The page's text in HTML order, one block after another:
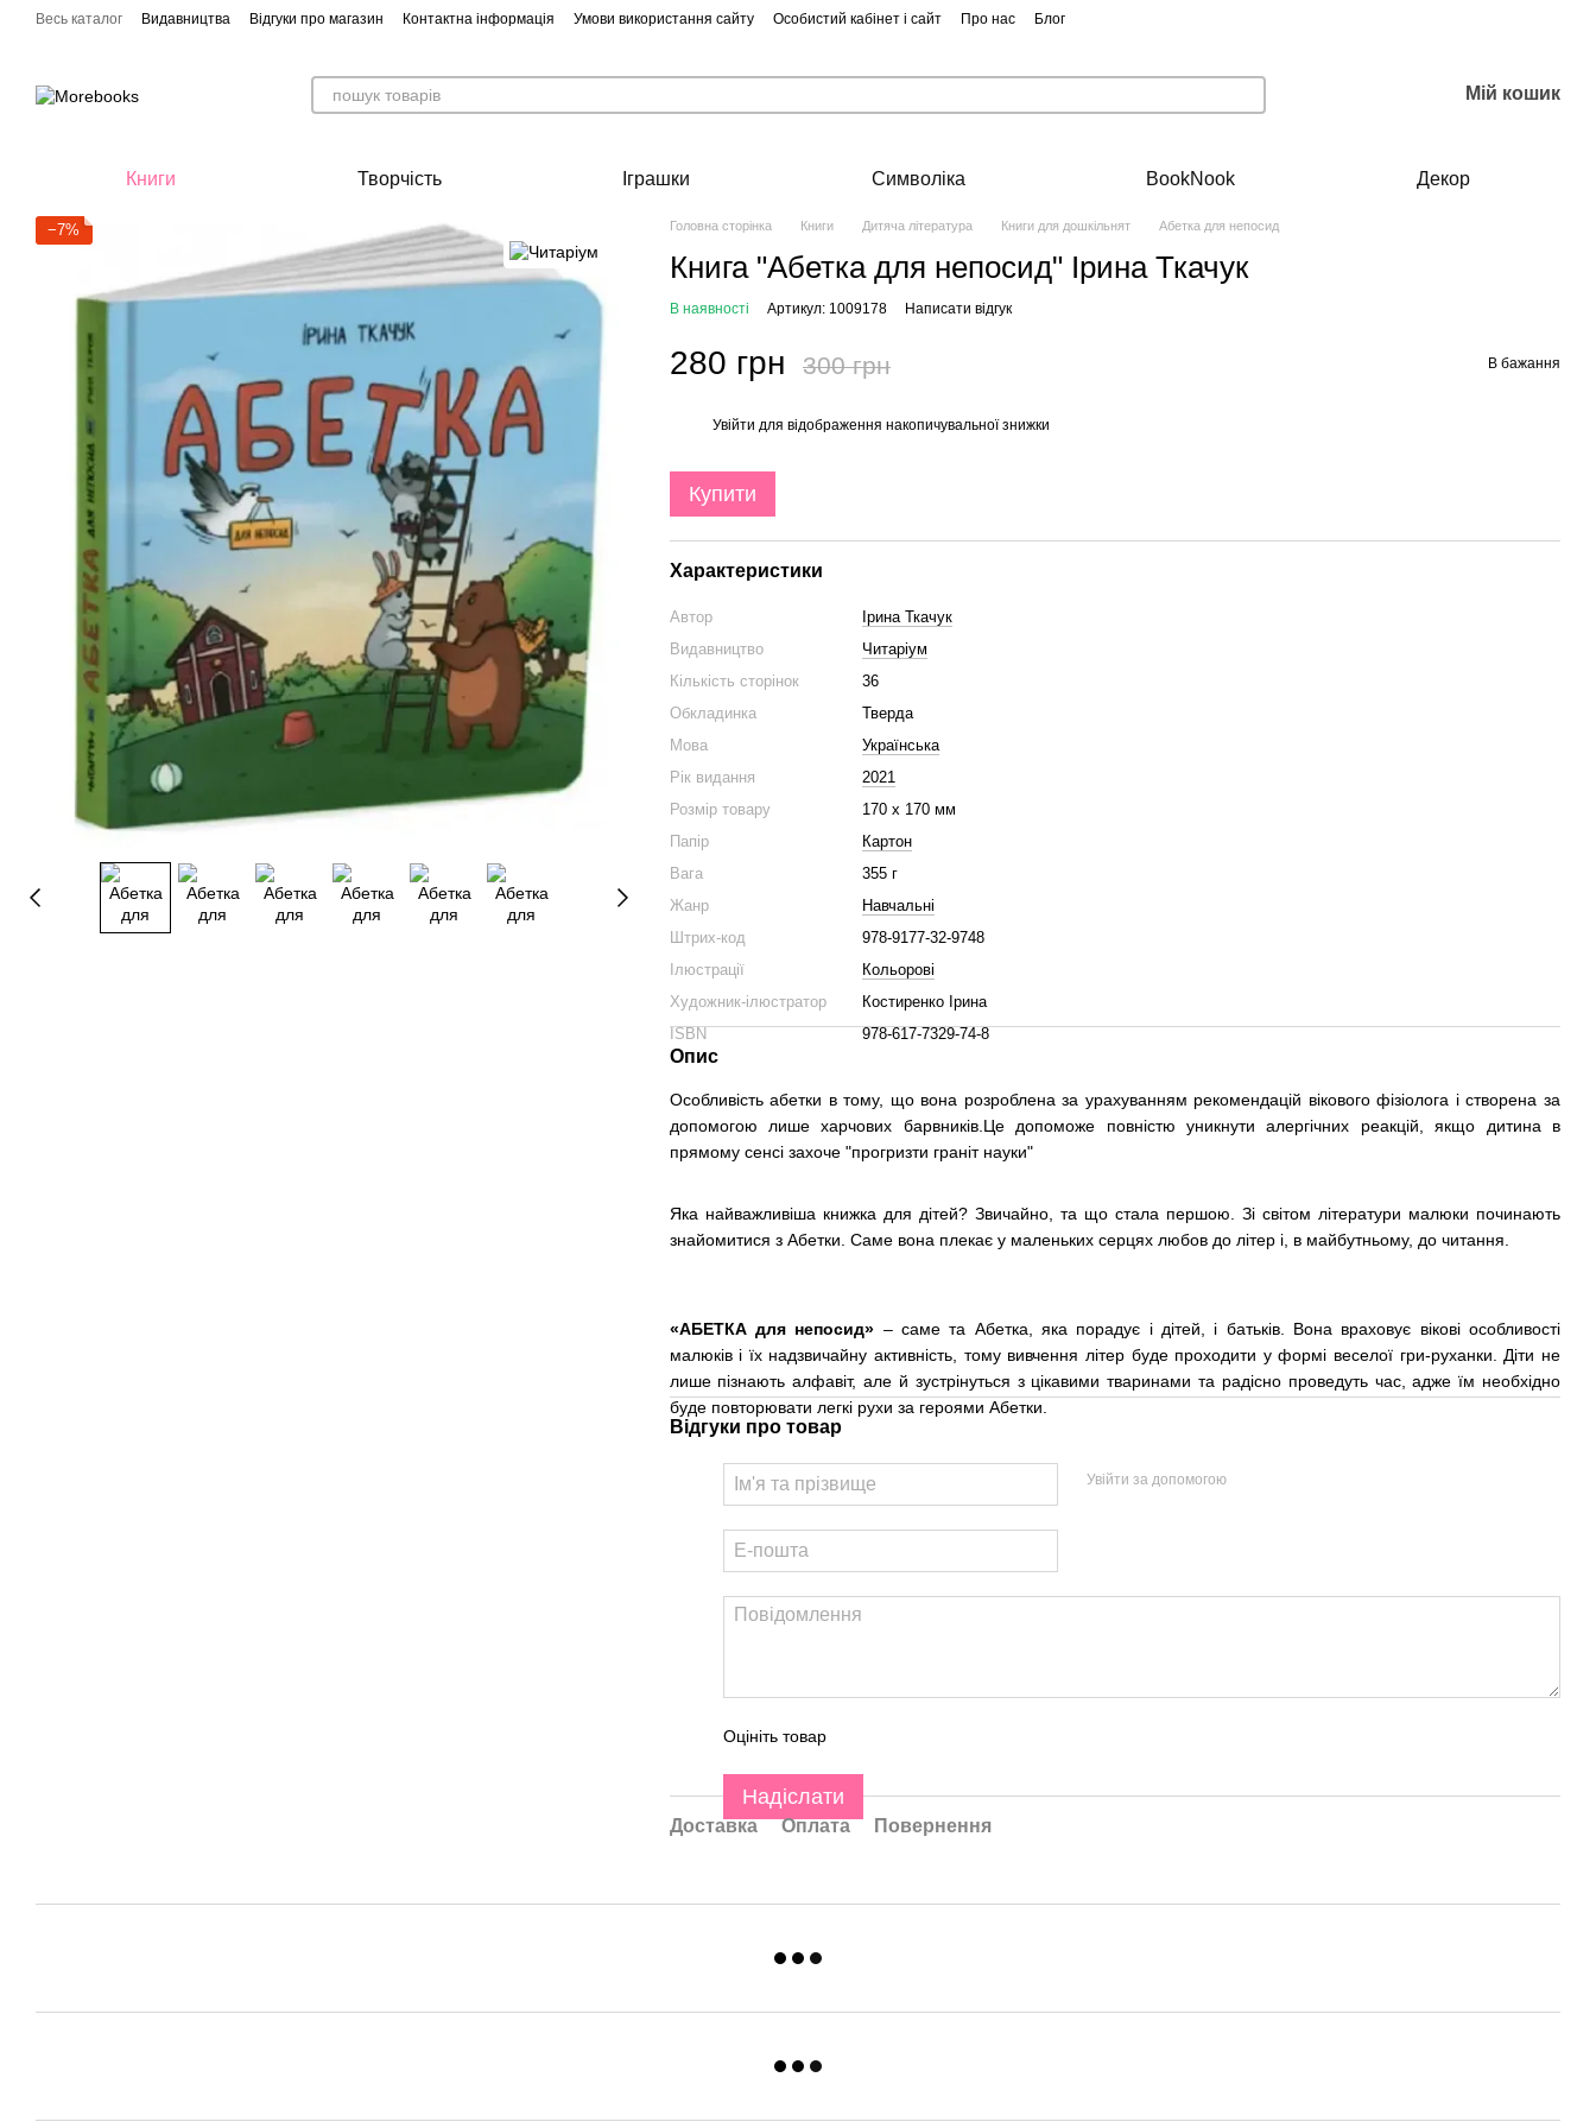
Перейти до основного контенту
Весь каталог Видавництва Відгуки про магазин Контактна інформація Умови використання сайту Особистий кабінет і сайт Про нас Блог
Мій кошик
Книги Творчість Іграшки Символіка BookNook Декор
−7% Головна сторінка Книги Дитяча література Книги для дошкільнят Абетка для непосид
Книга "Абетка для непосид" Ірина Ткачук
В наявності Артикул: 1009178 Написати відгук
280 грн 300 грн В бажання
Увійти для відображення накопичувальної знижки
Купити
Характеристики
Автор
Ірина Ткачук
Видавництво
Читаріум
Кількість сторінок
36
Обкладинка
Тверда
Мова
Українська
Рік видання
2021
Розмір товару
170 х 170 мм
Папір
Картон
Вага
355 г
Жанр
Навчальні
Штрих-код
978-9177-32-9748
Ілюстрації
Кольорові
Художник-ілюстратор
Костиренко Ірина
ISBN
978-617-7329-74-8
Опис
Особливість абетки в тому, що вона розроблена за урахуванням рекомендацій вікового фізіолога і створена за
допомогою лише харчових барвників.Це допоможе повністю уникнути алергічних реакцій, якщо дитина в
прямому сенсі захоче "прогризти граніт науки"
Яка найважливіша книжка для дітей? Звичайно, та що стала першою. Зі світом літератури малюки починають
знайомитися з Абетки. Саме вона плекає у маленьких серцях любов до літер і, в майбутньому, до читання.
«АБЕТКА для непосид» – саме та Абетка, яка порадує і дітей, і батьків. Вона враховує вікові особливості
малюків і їх надзвичайну активність, тому вивчення літер буде проходити у формі веселої гри-руханки. Діти не
лише пізнають алфавіт, але й зустрінуться з цікавими тваринами та радісно проведуть час, адже їм необхідно
буде повторювати легкі рухи за героями Абетки.
Відгуки про товар
Увійти за допомогою
Оцініть товар
Надіслати
Доставка Оплата Повернення